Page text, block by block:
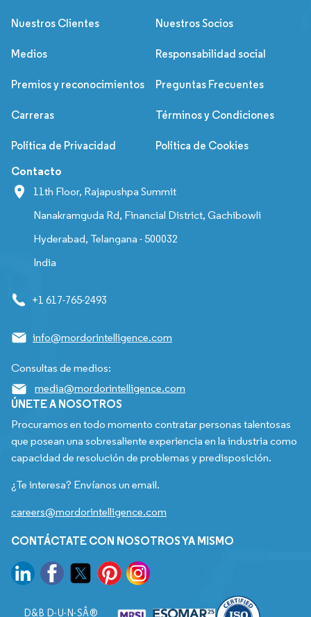
Nuestros Clientes Nuestros Socios
Medios Responsabilidad social
Premios y reconocimientos Preguntas Frecuentes
Carreras Términos y Condiciones
Política de Privacidad Política de Cookies
Contacto
11th Floor, Rajapushpa Summit
Nanakramguda Rd, Financial District, Gachibowli
Hyderabad, Telangana - 500032
India
+1 617-765-2493
info@mordorintelligence.com
Consultas de medios:
media@mordorintelligence.com
ÚNETE A NOSOTROS
Procuramos en todo momento contratar personas talentosas
que posean una sobresaliente experiencia en la industria como
capacidad de resolución de problemas y predisposición.
¿Te interesa? Envíanos un email.
careers@mordorintelligence.com
CONTÁCTATE CON NOSOTROS YA MISMO
D&B D-U-N-SÂ®